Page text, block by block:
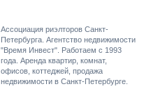
Ассоциация риэлторов Санкт-
Петербурга. Агентство недвижимости
"Время Инвест". Работаем с 1993
года. Аренда квартир, комнат,
офисов, коттеджей, продажа
недвижимости в Санкт-Петербурге.